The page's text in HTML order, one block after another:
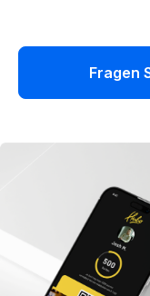
Fragen